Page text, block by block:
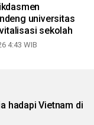
universitas
sekolah
4:43 WIB
hadapi Vietnam di